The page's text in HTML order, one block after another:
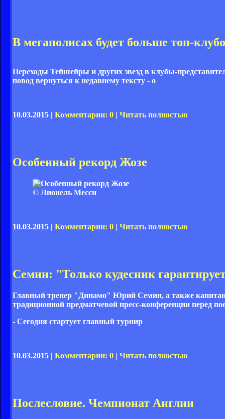
В мегаполисах будет больше топ-
Переходы Тейшейры и других звезд в клубы-
повод вернуться к недавнему тексту - о
10.03.2015 | Комментарии: 0 | Читать полностью
Особенный рекорд Жозе
© Лионель Месси
10.03.2015 | Комментарии: 0 | Читать полностью
Семин: "Только кудесник
Главный тренер "Динамо" Юрий Семин, а также
традиционной предматчевой пресс-конференции перед
- Сегодня стартует главный турнир
10.03.2015 | Комментарии: 0 | Читать полностью
Послесловие. Чемпионат Англии